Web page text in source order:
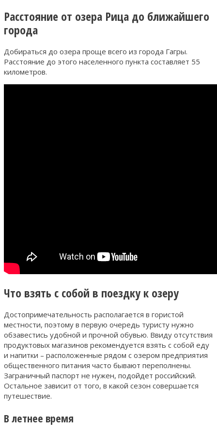
Расстояние от озера Рица до ближайшего
города
Добираться до озера проще всего из города Гагры.
Расстояние до этого населенного пункта составляет 55
километров.
Что взять с собой в поездку к озеру
Достопримечательность располагается в гористой
местности, поэтому в первую очередь туристу нужно
обзавестись удобной и прочной обувью. Ввиду отсутствия
продуктовых магазинов рекомендуется взять с собой еду
и напитки – расположенные рядом с озером предприятия
общественного питания часто бывают переполнены.
Заграничный паспорт не нужен, подойдет российский.
Остальное зависит от того, в какой сезон совершается
путешествие.
В летнее время